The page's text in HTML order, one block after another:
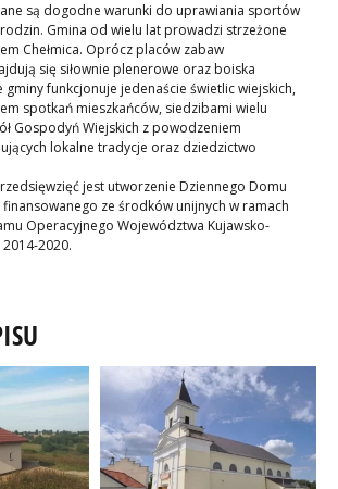
są dogodne warunki do uprawiania sportów
Gmina od wielu lat prowadzi strzeżone
Chełmica. Oprócz placów zabaw
się siłownie plenerowe oraz boiska
funkcjonuje jedenaście świetlic wiejskich,
spotkań mieszkańców, siedzibami wielu
Gospodyń Wiejskich z powodzeniem
lokalne tradycje oraz dziedzictwo
jest utworzenie Dziennego Domu
ze środków unijnych w ramach
Operacyjnego Województwa Kujawsko-
2020.